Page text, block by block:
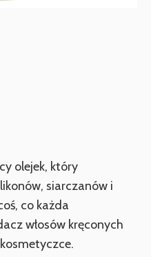
olejek, który
siarczanów i
co każda
włosów kręconych